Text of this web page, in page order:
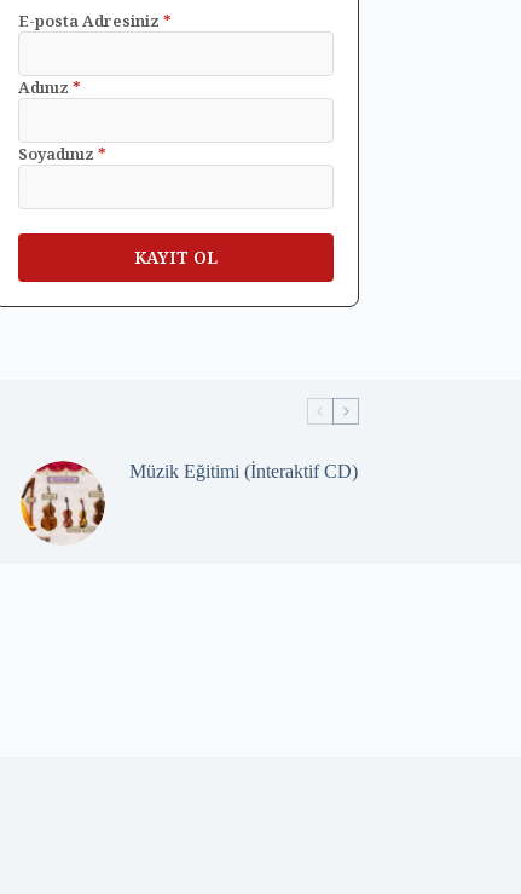
E-posta Adresiniz*
Adınız*
Soyadınız*
Müzik Eğitimi (İnteraktif CD)